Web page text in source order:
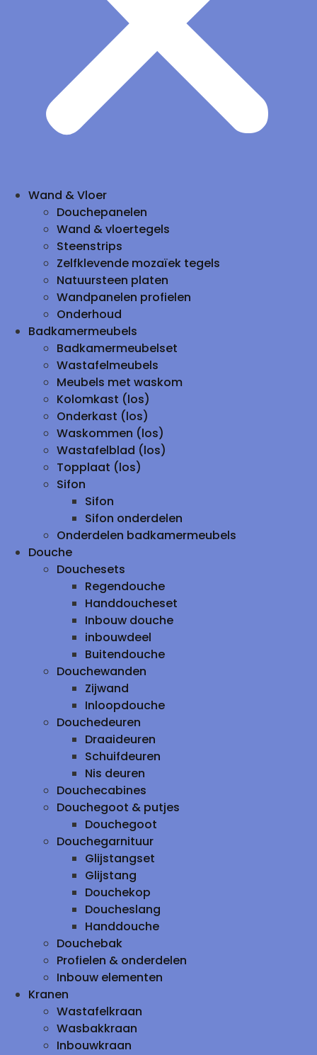
Wand & Vloer
Douchepanelen
Wand & vloertegels
Steenstrips
Zelfklevende mozaïek tegels
Natuursteen platen
Wandpanelen profielen
Onderhoud
Badkamermeubels
Badkamermeubelset
Wastafelmeubels
Meubels met waskom
Kolomkast (los)
Onderkast (los)
Waskommen (los)
Wastafelblad (los)
Topplaat (los)
Sifon
Sifon
Sifon onderdelen
Onderdelen badkamermeubels
Douche
Douchesets
Regendouche
Handdoucheset
Inbouw douche
inbouwdeel
Buitendouche
Douchewanden
Zijwand
Inloopdouche
Douchedeuren
Draaideuren
Schuifdeuren
Nis deuren
Douchecabines
Douchegoot & putjes
Douchegoot
Douchegarnituur
Glijstangset
Glijstang
Douchekop
Doucheslang
Handdouche
Douchebak
Profielen & onderdelen
Inbouw elementen
Kranen
Wastafelkraan
Wasbakkraan
Inbouwkraan